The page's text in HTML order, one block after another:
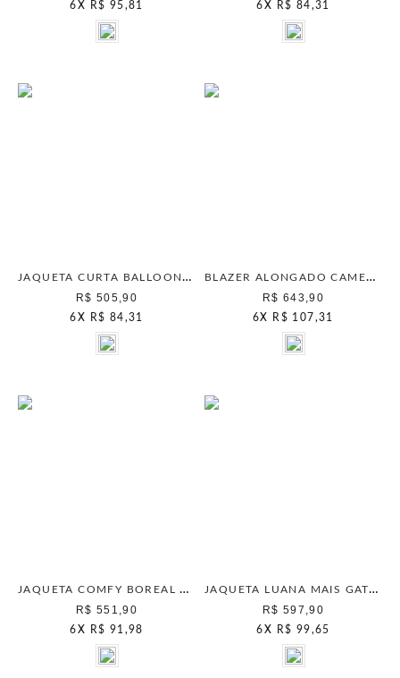
6 X R$ 95,81 6 X R$ 84,31
JAQUETA CURTA BALLOON MARINHO
R$ 505,90
6 X R$ 84,31
BLAZER ALONGADO CAMELO
R$ 643,90
6X R$ 107,31
JAQUETA COMFY BOREAL MAIS GATA ULTRAMARINE GREEN
R$ 551,90
6 X R$ 91,98
JAQUETA LUANA MAIS GATA NEW CAQUI
R$ 597,90
6 X R$ 99,65